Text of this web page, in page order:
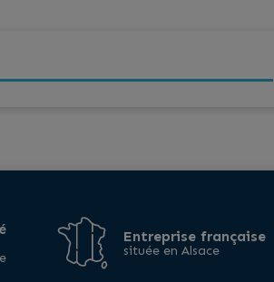
Entreprise française
située en Alsace